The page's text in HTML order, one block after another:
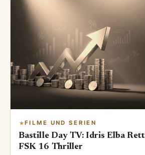
FILME UND SERIEN
Bastille Day TV: Idris Elba
FSK 16 Thriller